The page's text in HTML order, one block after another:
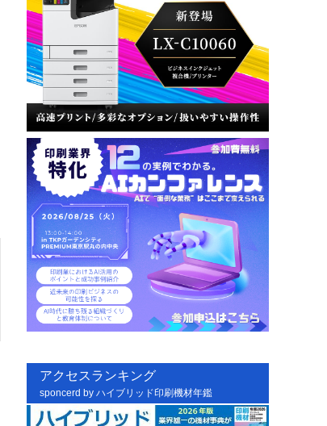
アクセスランキング
sponcerd by ハイブリッド印刷機材年鑑